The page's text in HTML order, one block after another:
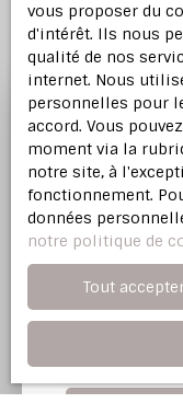
Profitez
offerte
Notre
évaluation
vous proposer du
d'intérêt. Ils nous
qualité de nos
internet. Nous
personnelles pour
accord. Vous
moment via la
notre site, à
fonctionnement.
données
notre politique de
Tout